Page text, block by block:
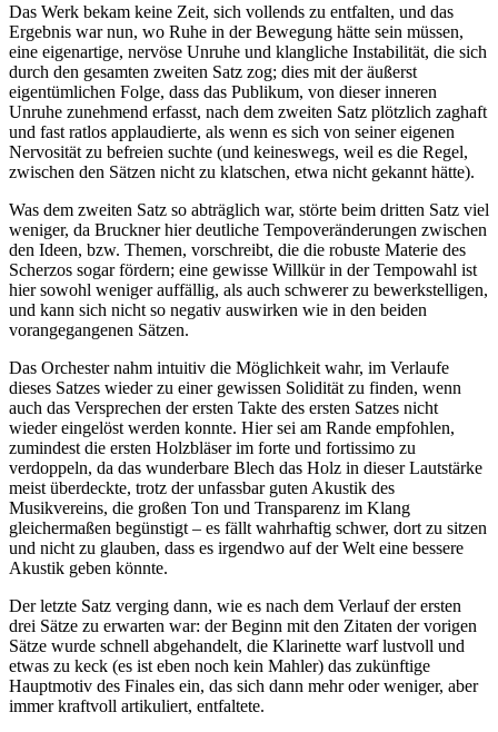
Das Werk bekam keine Zeit, sich vollends zu entfalten, und das
Ergebnis war nun, wo Ruhe in der Bewegung hätte sein müssen,
eine eigenartige, nervöse Unruhe und klangliche Instabilität, die sich
durch den gesamten zweiten Satz zog; dies mit der äußerst
eigentümlichen Folge, dass das Publikum, von dieser inneren
Unruhe zunehmend erfasst, nach dem zweiten Satz plötzlich zaghaft
und fast ratlos applaudierte, als wenn es sich von seiner eigenen
Nervosität zu befreien suchte (und keineswegs, weil es die Regel,
zwischen den Sätzen nicht zu klatschen, etwa nicht gekannt hätte).
Was dem zweiten Satz so abträglich war, störte beim dritten Satz viel
weniger, da Bruckner hier deutliche Tempoveränderungen zwischen
den Ideen, bzw. Themen, vorschreibt, die die robuste Materie des
Scherzos sogar fördern; eine gewisse Willkür in der Tempowahl ist
hier sowohl weniger auffällig, als auch schwerer zu bewerkstelligen,
und kann sich nicht so negativ auswirken wie in den beiden
vorangegangenen Sätzen.
Das Orchester nahm intuitiv die Möglichkeit wahr, im Verlaufe
dieses Satzes wieder zu einer gewissen Solidität zu finden, wenn
auch das Versprechen der ersten Takte des ersten Satzes nicht
wieder eingelöst werden konnte. Hier sei am Rande empfohlen,
zumindest die ersten Holzbläser im forte und fortissimo zu
verdoppeln, da das wunderbare Blech das Holz in dieser Lautstärke
meist überdeckte, trotz der unfassbar guten Akustik des
Musikvereins, die großen Ton und Transparenz im Klang
gleichermaßen begünstigt – es fällt wahrhaftig schwer, dort zu sitzen
und nicht zu glauben, dass es irgendwo auf der Welt eine bessere
Akustik geben könnte.
Der letzte Satz verging dann, wie es nach dem Verlauf der ersten
drei Sätze zu erwarten war: der Beginn mit den Zitaten der vorigen
Sätze wurde schnell abgehandelt, die Klarinette warf lustvoll und
etwas zu keck (es ist eben noch kein Mahler) das zukünftige
Hauptmotiv des Finales ein, das sich dann mehr oder weniger, aber
immer kraftvoll artikuliert, entfaltete.